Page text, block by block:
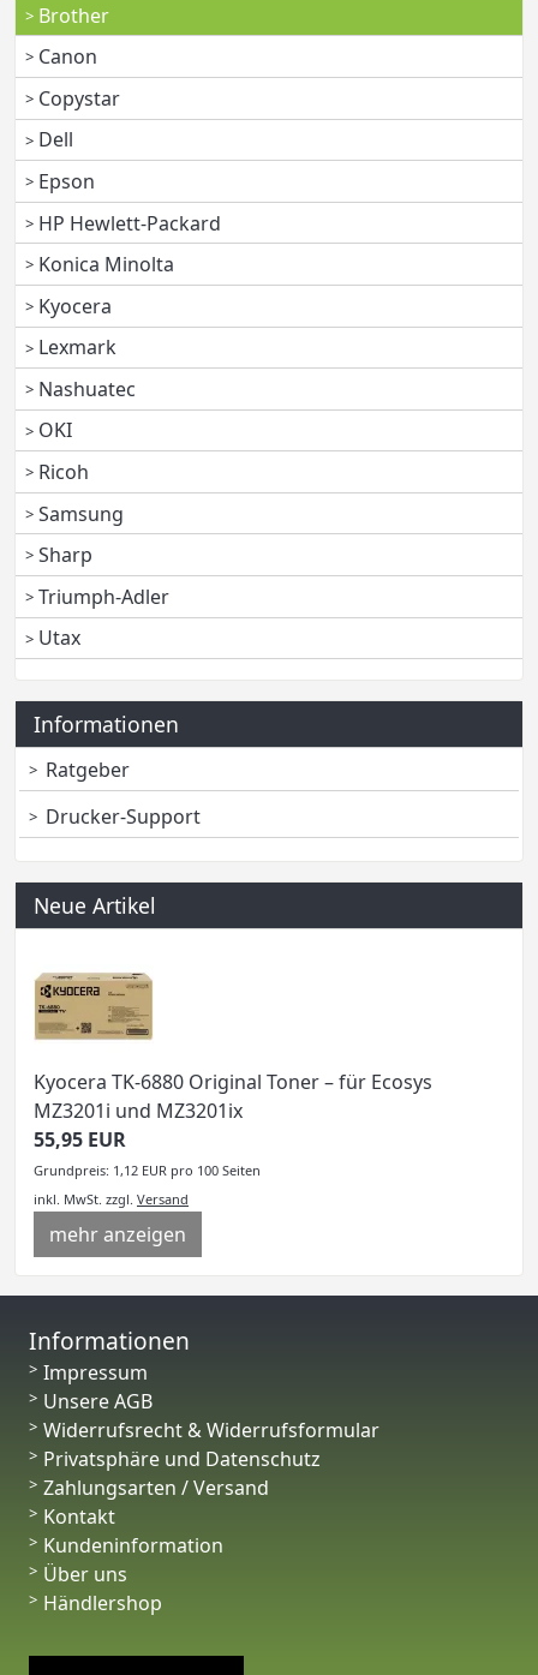
Brother
Canon
Copystar
Dell
Epson
HP Hewlett-Packard
Konica Minolta
Kyocera
Lexmark
Nashuatec
OKI
Ricoh
Samsung
Sharp
Triumph-Adler
Utax
Informationen
Ratgeber
Drucker-Support
Neue Artikel
Kyocera TK-6880 Original Toner – für Ecosys
MZ3201i und MZ3201ix
55,95 EUR
Grundpreis: 1,12 EUR pro 100 Seiten
inkl. MwSt. zzgl. Versand
mehr anzeigen
Informationen
Impressum
Unsere AGB
Widerrufsrecht & Widerrufsformular
Privatsphäre und Datenschutz
Zahlungsarten / Versand
Kontakt
Kundeninformation
Über uns
Händlershop